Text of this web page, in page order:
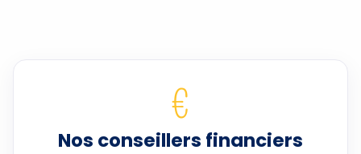
€
Nos conseillers financiers